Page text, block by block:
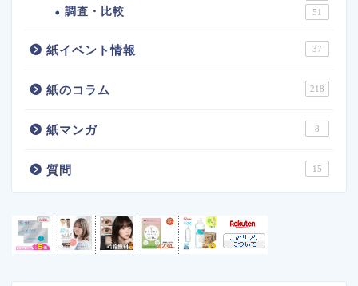
調査・比較 51
紙イベント情報 37
紙のコラム 218
紙マンガ 8
質問 15